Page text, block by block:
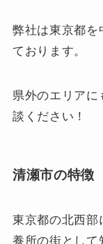
弊社は東京都を
ております。
県外のエリアに
談ください！
清瀬市の特徴
東京都の北西部
養所の街として